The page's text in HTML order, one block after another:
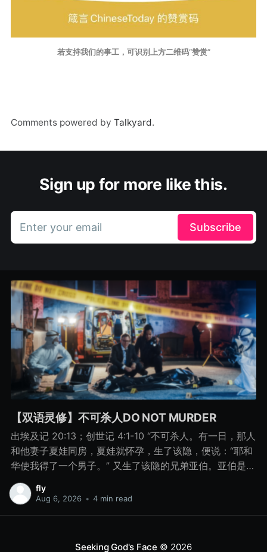
若支持我们的事工，可识别上方二维码“赞赏”
Comments powered by Talkyard.
Sign up for more like this.
Enter your email Subscribe
【双语灵修】不可杀人DO NOT MURDER
出埃及记 20:13；创世记 4:1-10 “不可杀人。有一日，那人
和他妻子夏娃同房，夏娃就怀孕，生了该隐，便说：“耶和
华使我得了一个男子。” 又生了该隐的兄弟亚伯。亚伯是牧
羊的，该隐是种地的。 有一日，该隐拿地里的出产为供物
献给耶和华， 亚伯也将他羊群中头生的和羊的脂油献上。
为什么发怒呢？你为什么变了脸色呢？ 你若行得好，岂不
fly
Aug 6, 2026 • 4 min read
Seeking God's Face © 2026